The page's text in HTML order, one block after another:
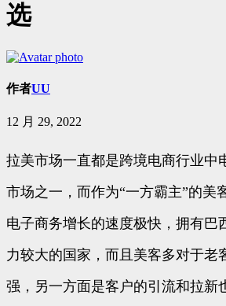
选
作者UU
12 月 29, 2022
拉美市场一直都是跨境电商行业中
市场之一，而作为“一方霸主”的美
电子商务增长的速度极快，拥有巴
力较大的国家，而且美客多对于老
强，另一方面是客户的引流和拉新